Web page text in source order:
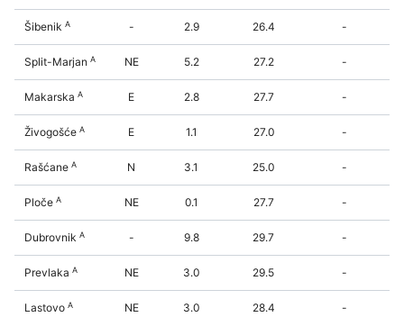
Šibenik A - 2.9 26.4 -
Split-Marjan A NE 5.2 27.2 -
Makarska A E 2.8 27.7 -
Živogošće A E 1.1 27.0 -
Rašćane A N 3.1 25.0 -
Ploče A NE 0.1 27.7 -
Dubrovnik A - 9.8 29.7 -
Prevlaka A NE 3.0 29.5 -
Lastovo A NE 3.0 28.4 -